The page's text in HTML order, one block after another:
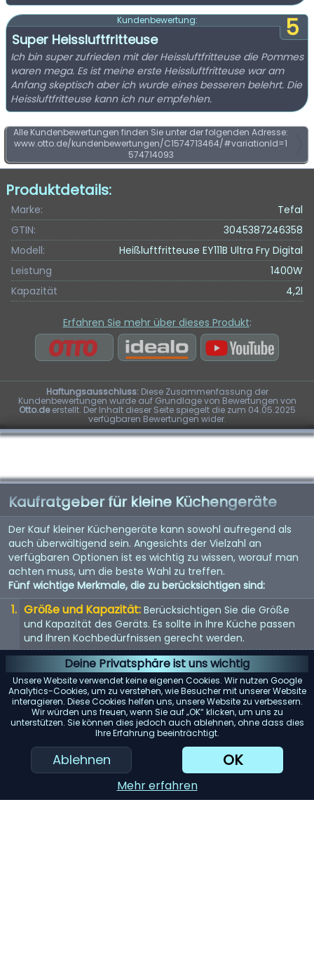
Deine Privatsphäre ist uns wichtig
Unsere Website verwendet keine eigenen Cookies. Wir nutzen Google
Analytics-Cookies, um zu verstehen, wie Besucher mit unserer Website
interagieren. Diese Cookies helfen uns, unsere Website zu verbessern.
Wir würden uns freuen, wenn Sie auf „OK“ klicken, um uns zu
unterstützen. Sie können dies jedoch auch ablehnen, ohne dass dies
Ihre Erfahrung beeinträchtigt.
Ablehnen OK
Mehr erfahren
5
Kundenbewertung:
Super Heissluftfritteuse
Ich bin super zufrieden mit der Heissluftfritteuse die Pommes
waren mega. Es ist meine erste Heissluftfritteuse war am
Anfang skeptisch aber ich wurde eines besseren belehrt. Die
Heissluftfritteuse kann ich nur empfehlen.
Alle Kundenbewertungen finden Sie unter der folgenden Adresse:
www.otto.de/kundenbewertungen/C1574713464/#variationId=1
574714093
Produktdetails:
Marke:
Tefal
GTIN:
3045387246358
Modell:
Heißluftfritteuse EY111B Ultra Fry Digital
Leistung
1400W
Kapazität
4,2l
Erfahren Sie mehr über dieses Produkt:
Haftungsausschluss:Diese Zusammenfassung der
Kundenbewertungen wurde auf Grundlage von Bewertungen von
Otto.deerstellt. Der Inhalt dieser Seite spiegelt die zum 04.05.2025
verfügbaren Bewertungen wider.
Kaufratgeber für kleine Küchengeräte
Der Kauf kleiner Küchengeräte kann sowohl aufregend als
auch überwältigend sein. Angesichts der Vielzahl an
verfügbaren Optionen ist es wichtig zu wissen, worauf man
achten muss, um die beste Wahl zu treffen.
Fünf wichtige Merkmale, die zu berücksichtigen sind:
Größe und Kapazität: Berücksichtigen Sie die Größe
und Kapazität des Geräts. Es sollte in Ihre Küche passen
und Ihren Kochbedürfnissen gerecht werden.
Energieeffizienz: Energieeffiziente Geräte sparen nicht
nur Geld bei der Stromrechnung, sondern sind auch
umweltfreundlich.
Benutzerfreundlichkeit: Suchen Sie nach Geräten mit
benutzerfreundlichen Bedienelementen und Funktionen.
Sie sollten einfach zu bedienen und zu reinigen sein.
Haltbarkeit: Hochwertige Materialien und gute
Verarbeitung bedeuten oft, dass das Gerät länger hält.
Achten Sie auf Garantien und Kundenbewertungen.